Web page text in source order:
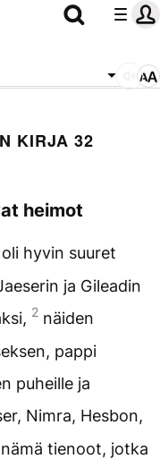
KIRJA 32
heimot
hyvin suuret
ja Gileadin
2 näiden
pappi
puheille ja
Nimra, Hesbon,
nämä tienoot, jotka